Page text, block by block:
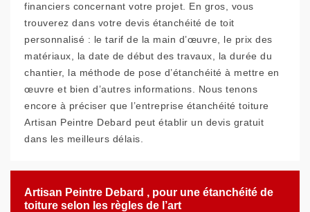
financiers concernant votre projet. En gros, vous
trouverez dans votre devis étanchéité de toit
personnalisé : le tarif de la main d’œuvre, le prix des
matériaux, la date de début des travaux, la durée du
chantier, la méthode de pose d’étanchéité à mettre en
œuvre et bien d’autres informations. Nous tenons
encore à préciser que l’entreprise étanchéité toiture
Artisan Peintre Debard peut établir un devis gratuit
dans les meilleurs délais.
Artisan Peintre Debard , pour une étanchéité de
toiture selon les règles de l’art